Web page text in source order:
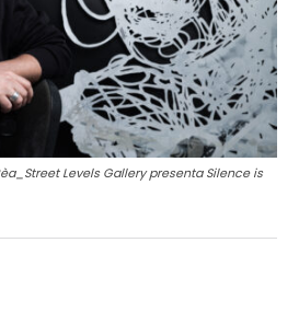
Levels Gallery presenta Silence is